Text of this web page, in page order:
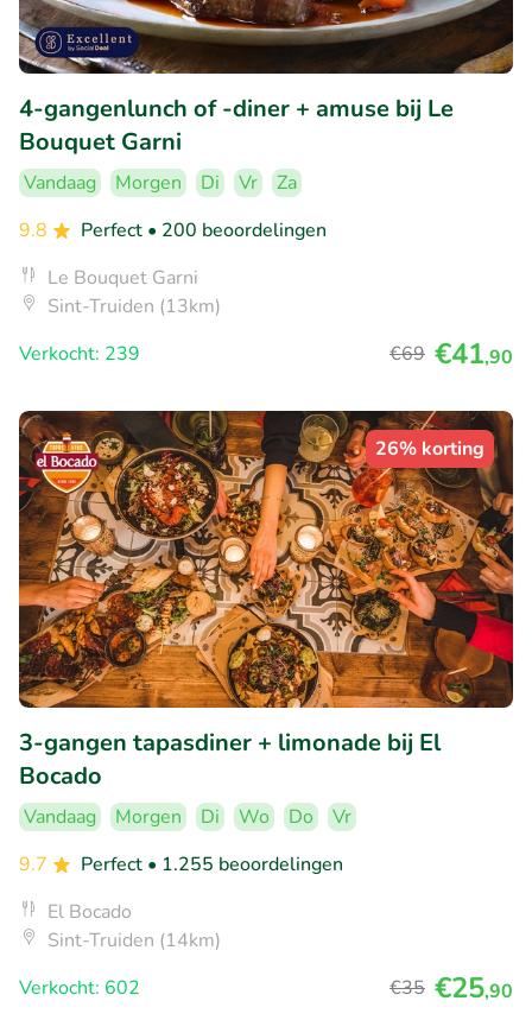
4-gangenlunch of -diner + amuse bij Le
Bouquet Garni
Vandaag Morgen Di Vr
Za
9.8
Perfect • 200 beoordelingen
Le Bouquet Garni
Sint-Truiden (13km)
Verkocht: 239
€69 €41,90
26% korting
3-gangen tapasdiner + limonade bij El
Bocado
Vandaag Morgen Di Wo Do
Vr
9.7
Perfect • 1.255 beoordelingen
El Bocado
Sint-Truiden (14km)
Verkocht: 602
€35 €25,90